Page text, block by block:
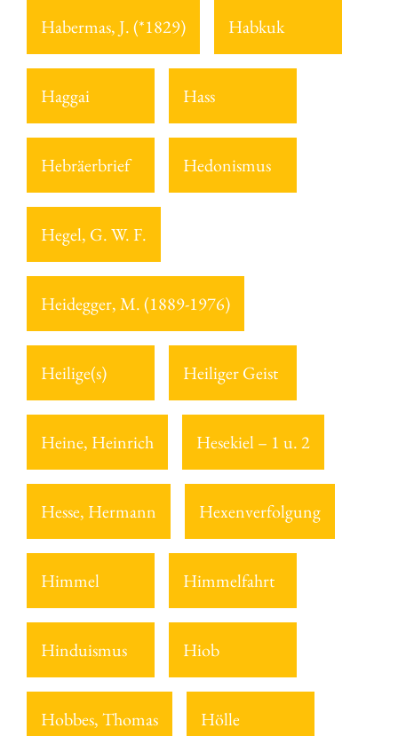
Habermas, J. (*1829) Habkuk
Haggai Hass
Hebräerbrief Hedonismus
Hegel, G. W. F.
Heidegger, M. (1889-1976)
Heilige(s) Heiliger Geist
Heine, Heinrich Hesekiel – 1 u. 2
Hesse, Hermann Hexenverfolgung
Himmel Himmelfahrt
Hinduismus Hiob
Hobbes, Thomas Hölle